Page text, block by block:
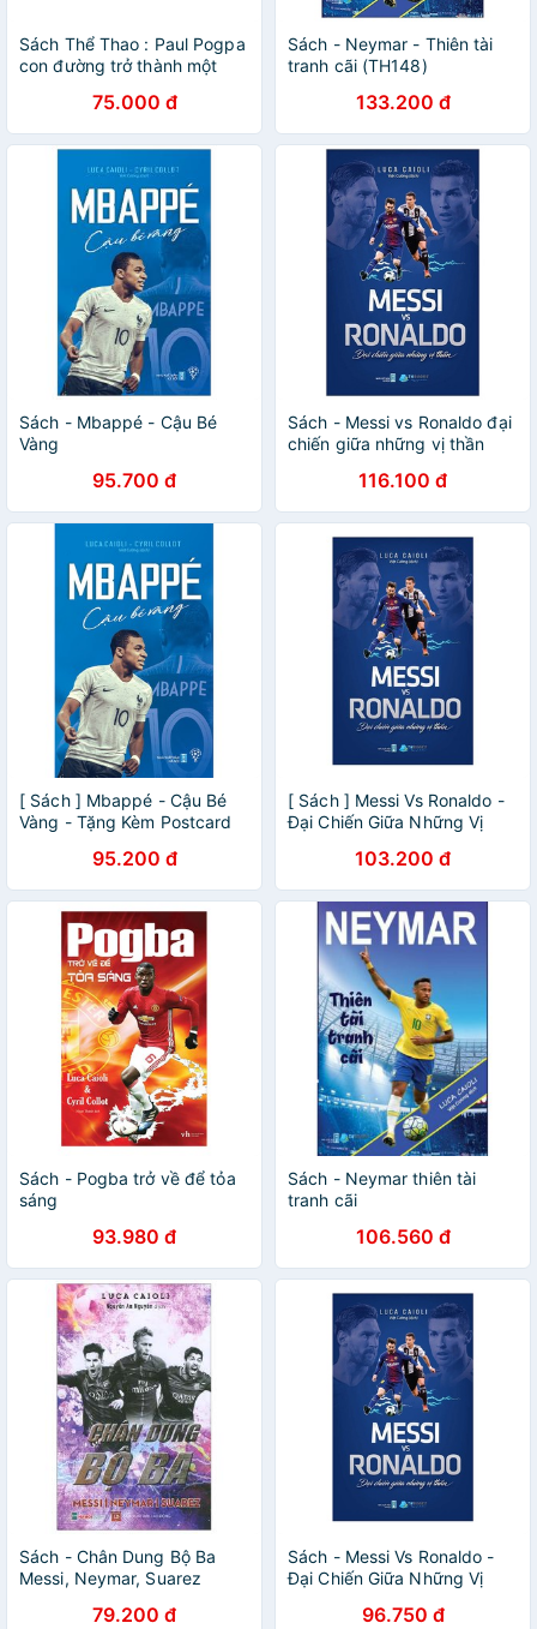
Sách Thể Thao : Paul Pogpa
con đường trở thành một
75.000 đ
Sách - Neymar - Thiên tài
tranh cãi (TH148)
133.200 đ
Sách - Mbappé - Cậu Bé
Vàng
95.700 đ
Sách - Messi vs Ronaldo đại
chiến giữa những vị thần
116.100 đ
[ Sách ] Mbappé - Cậu Bé
Vàng - Tặng Kèm Postcard
95.200 đ
[ Sách ] Messi Vs Ronaldo -
Đại Chiến Giữa Những Vị
103.200 đ
Sách - Pogba trở về để tỏa
sáng
93.980 đ
Sách - Neymar thiên tài
tranh cãi
106.560 đ
Sách - Chân Dung Bộ Ba
Messi, Neymar, Suarez
79.200 đ
Sách - Messi Vs Ronaldo -
Đại Chiến Giữa Những Vị
96.750 đ